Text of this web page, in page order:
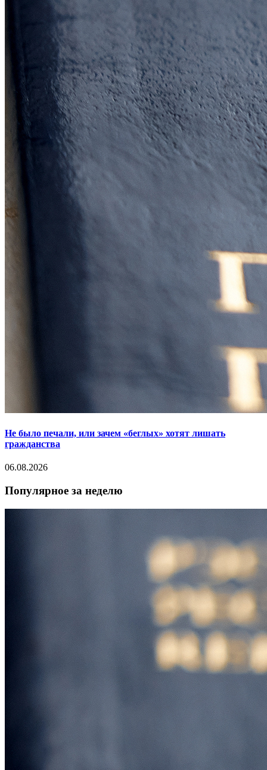
Не было печали, или зачем «беглых» хотят лишать
гражданства
06.08.2026
Популярное за неделю